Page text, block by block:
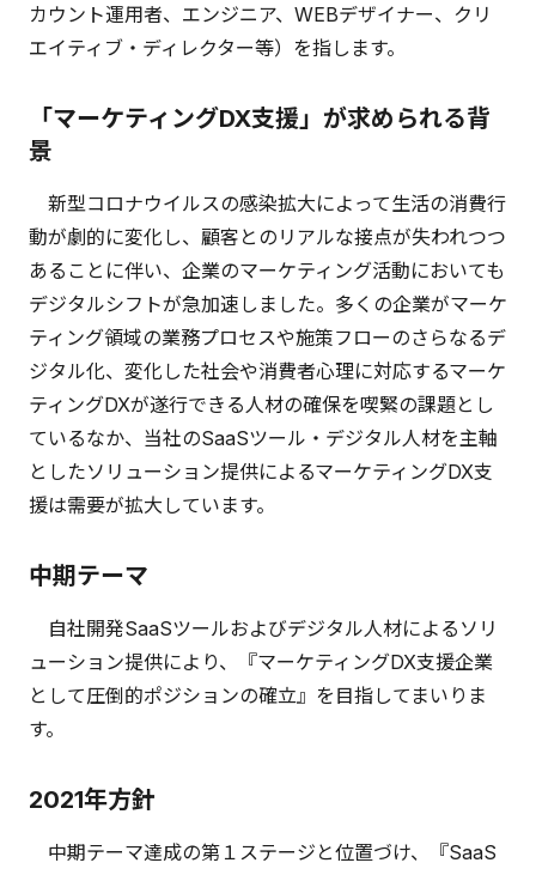
カウント運用者、エンジニア、WEBデザイナー、クリ
エイティブ・ディレクター等）を指します。
「マーケティングDX支援」が求められる背
景
新型コロナウイルスの感染拡大によって生活の消費行
動が劇的に変化し、顧客とのリアルな接点が失われつつ
あることに伴い、企業のマーケティング活動においても
デジタルシフトが急加速しました。多くの企業がマーケ
ティング領域の業務プロセスや施策フローのさらなるデ
ジタル化、変化した社会や消費者心理に対応するマーケ
ティングDXが遂行できる人材の確保を喫緊の課題とし
ているなか、当社のSaaSツール・デジタル人材を主軸
としたソリューション提供によるマーケティングDX支
援は需要が拡大しています。
中期テーマ
自社開発SaaSツールおよびデジタル人材によるソリ
ューション提供により、『マーケティングDX支援企業
として圧倒的ポジションの確立』を目指してまいりま
す。
2021年方針
中期テーマ達成の第１ステージと位置づけ、『SaaS